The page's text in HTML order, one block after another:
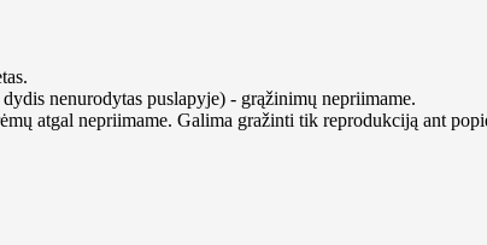
nenurodytas puslapyje) - grąžinimų nepriimame.
atgal nepriimame. Galima gražinti tik reprodukciją ant